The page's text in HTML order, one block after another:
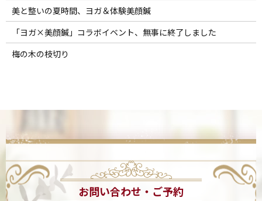
美と整いの夏時間、ヨガ＆体験美顔鍼
「ヨガ×美顔鍼」コラボイベント、無事に終了しました
梅の木の枝切り
お問い合わせ・ご予約